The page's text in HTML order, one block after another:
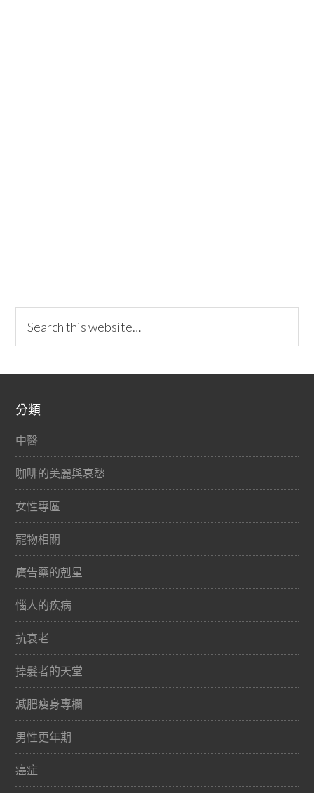
分類
中醫
咖啡的美麗與哀愁
女性專區
寵物相關
廣告藥的剋星
惱人的疾病
抗衰老
掉髮者的天堂
減肥瘦身專欄
男性更年期
癌症